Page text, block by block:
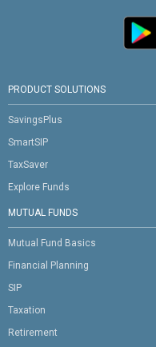
PRODUCT SOLUTIONS
SavingsPlus
SmartSIP
TaxSaver
Explore Funds
MUTUAL FUNDS
Mutual Fund Basics
Financial Planning
SIP
Taxation
Retirement